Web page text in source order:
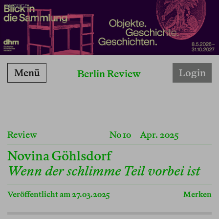
ANZEIGE
Berlin Review
Menü Login
Review No 10 Apr. 2025
Novina Göhlsdorf
Wenn der schlimme Teil vorbei ist
Veröffentlicht am 27.03.2025 Merken